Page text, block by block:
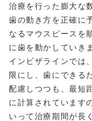
治療を行った膨大な
歯の動き方を正確に
なるマウスピースを
に歯を動かしていき
インビザラインでは
限にし、歯にできる
配慮しつつも、最短
に計算されています
いって治療期間が長